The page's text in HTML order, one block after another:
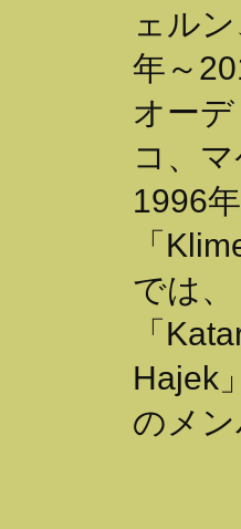
ェル
年～
オー
コ、
1996
「
では
「
Hajek
のメン